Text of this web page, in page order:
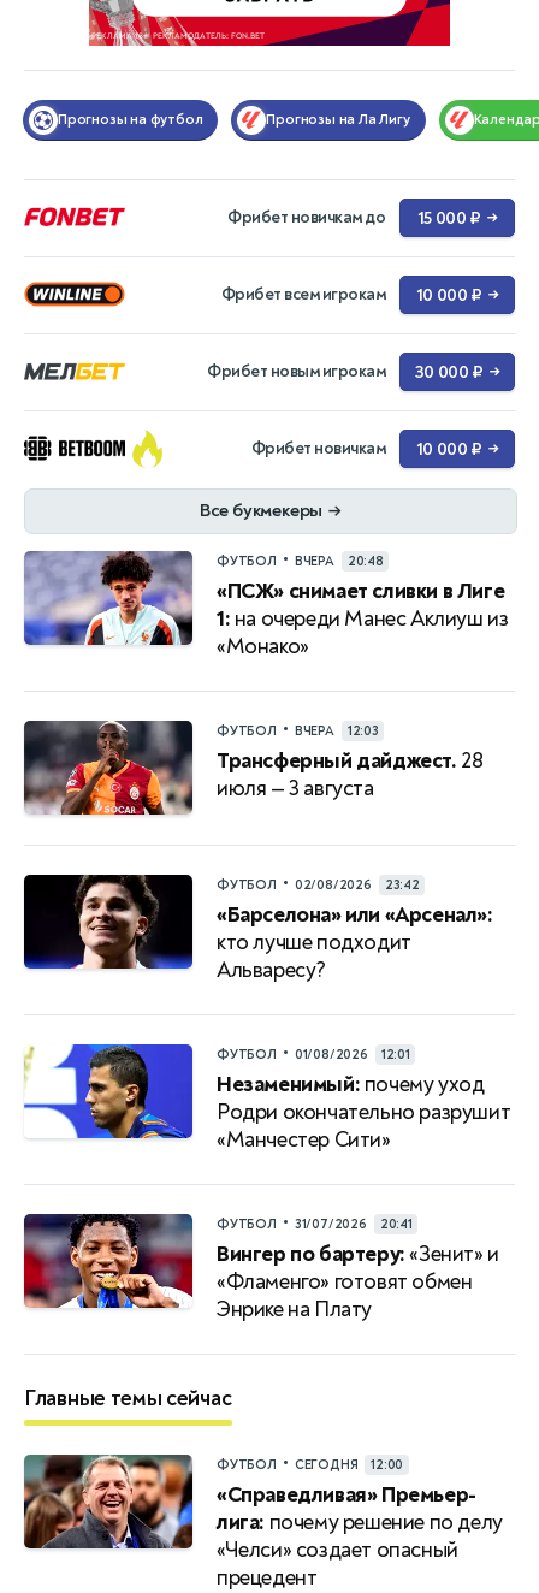
Прогнозы на футбол Прогнозы на Ла Лигу
Фрибет новичкам до 15 000 ₽ →
Фрибет всем игрокам 10 000 ₽ →
Фрибет новым игрокам 30 000 ₽ →
Фрибет новичкам 10 000 ₽ →
Все букмекеры →
ФУТБОЛ • ВЧЕРА 20:48
«ПСЖ» снимает сливки в Лиге
1: на очереди Манес Аклиуш из
«Монако»
ФУТБОЛ • ВЧЕРА 12:03
Трансферный дайджест. 28
июля — 3 августа
ФУТБОЛ • 02/08/2026 23:42
«Барселона» или «Арсенал»:
кто лучше подходит
Альваресу?
ФУТБОЛ • 01/08/2026 12:01
Незаменимый: почему уход
Родри окончательно разрушит
«Манчестер Сити»
ФУТБОЛ • 31/07/2026 20:41
Вингер по бартеру:«Зенит» и
«Фламенго» готовят обмен
Энрике на Плату
Главные темы сейчас
ФУТБОЛ • СЕГОДНЯ 12:00
«Справедливая» Премьер-
лига: почему решение по делу
«Челси» создает опасный
прецедент